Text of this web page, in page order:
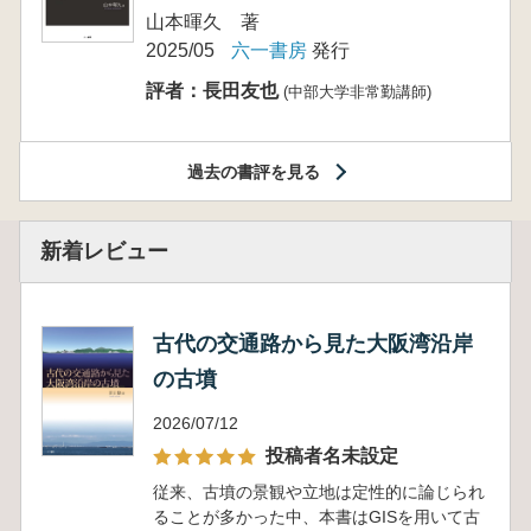
山本暉久 著
2025/05
六一書房 発行
評者：長田友也 (中部大学非常勤講師)
過去の書評を見る
新着レビュー
古代の交通路から見た大阪湾沿岸
の古墳
2026/07/12
投稿者名未設定
従来、古墳の景観や立地は定性的に論じられ
ることが多かった中、本書はGISを用いて古